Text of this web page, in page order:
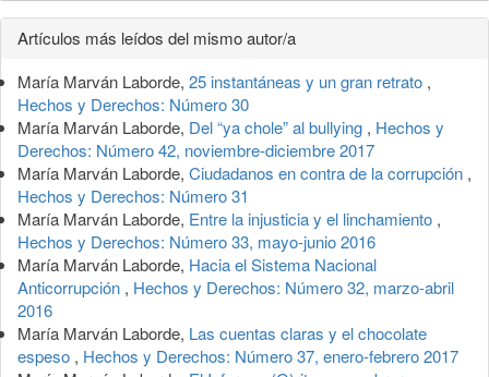
Detalles
del
artículo
Artículos más leídos del mismo autor/a
María Marván Laborde, 25 instantáneas y un gran retrato ,
Hechos y Derechos: Número 30
María Marván Laborde, Del “ya chole” al bullying , Hechos y
Derechos: Número 42, noviembre-diciembre 2017
María Marván Laborde, Ciudadanos en contra de la corrupción ,
Hechos y Derechos: Número 31
María Marván Laborde, Entre la injusticia y el linchamiento ,
Hechos y Derechos: Número 33, mayo-junio 2016
María Marván Laborde, Hacia el Sistema Nacional
Anticorrupción , Hechos y Derechos: Número 32, marzo-abril
2016
María Marván Laborde, Las cuentas claras y el chocolate
espeso , Hechos y Derechos: Número 37, enero-febrero 2017